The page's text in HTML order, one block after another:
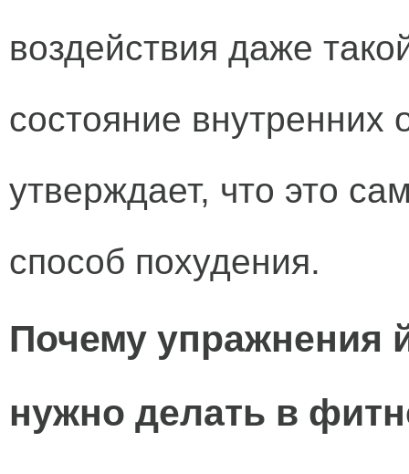
воздействия даже
состояние внутренних
утверждает, что это
способ похудения.
Почему упражнения
нужно делать в